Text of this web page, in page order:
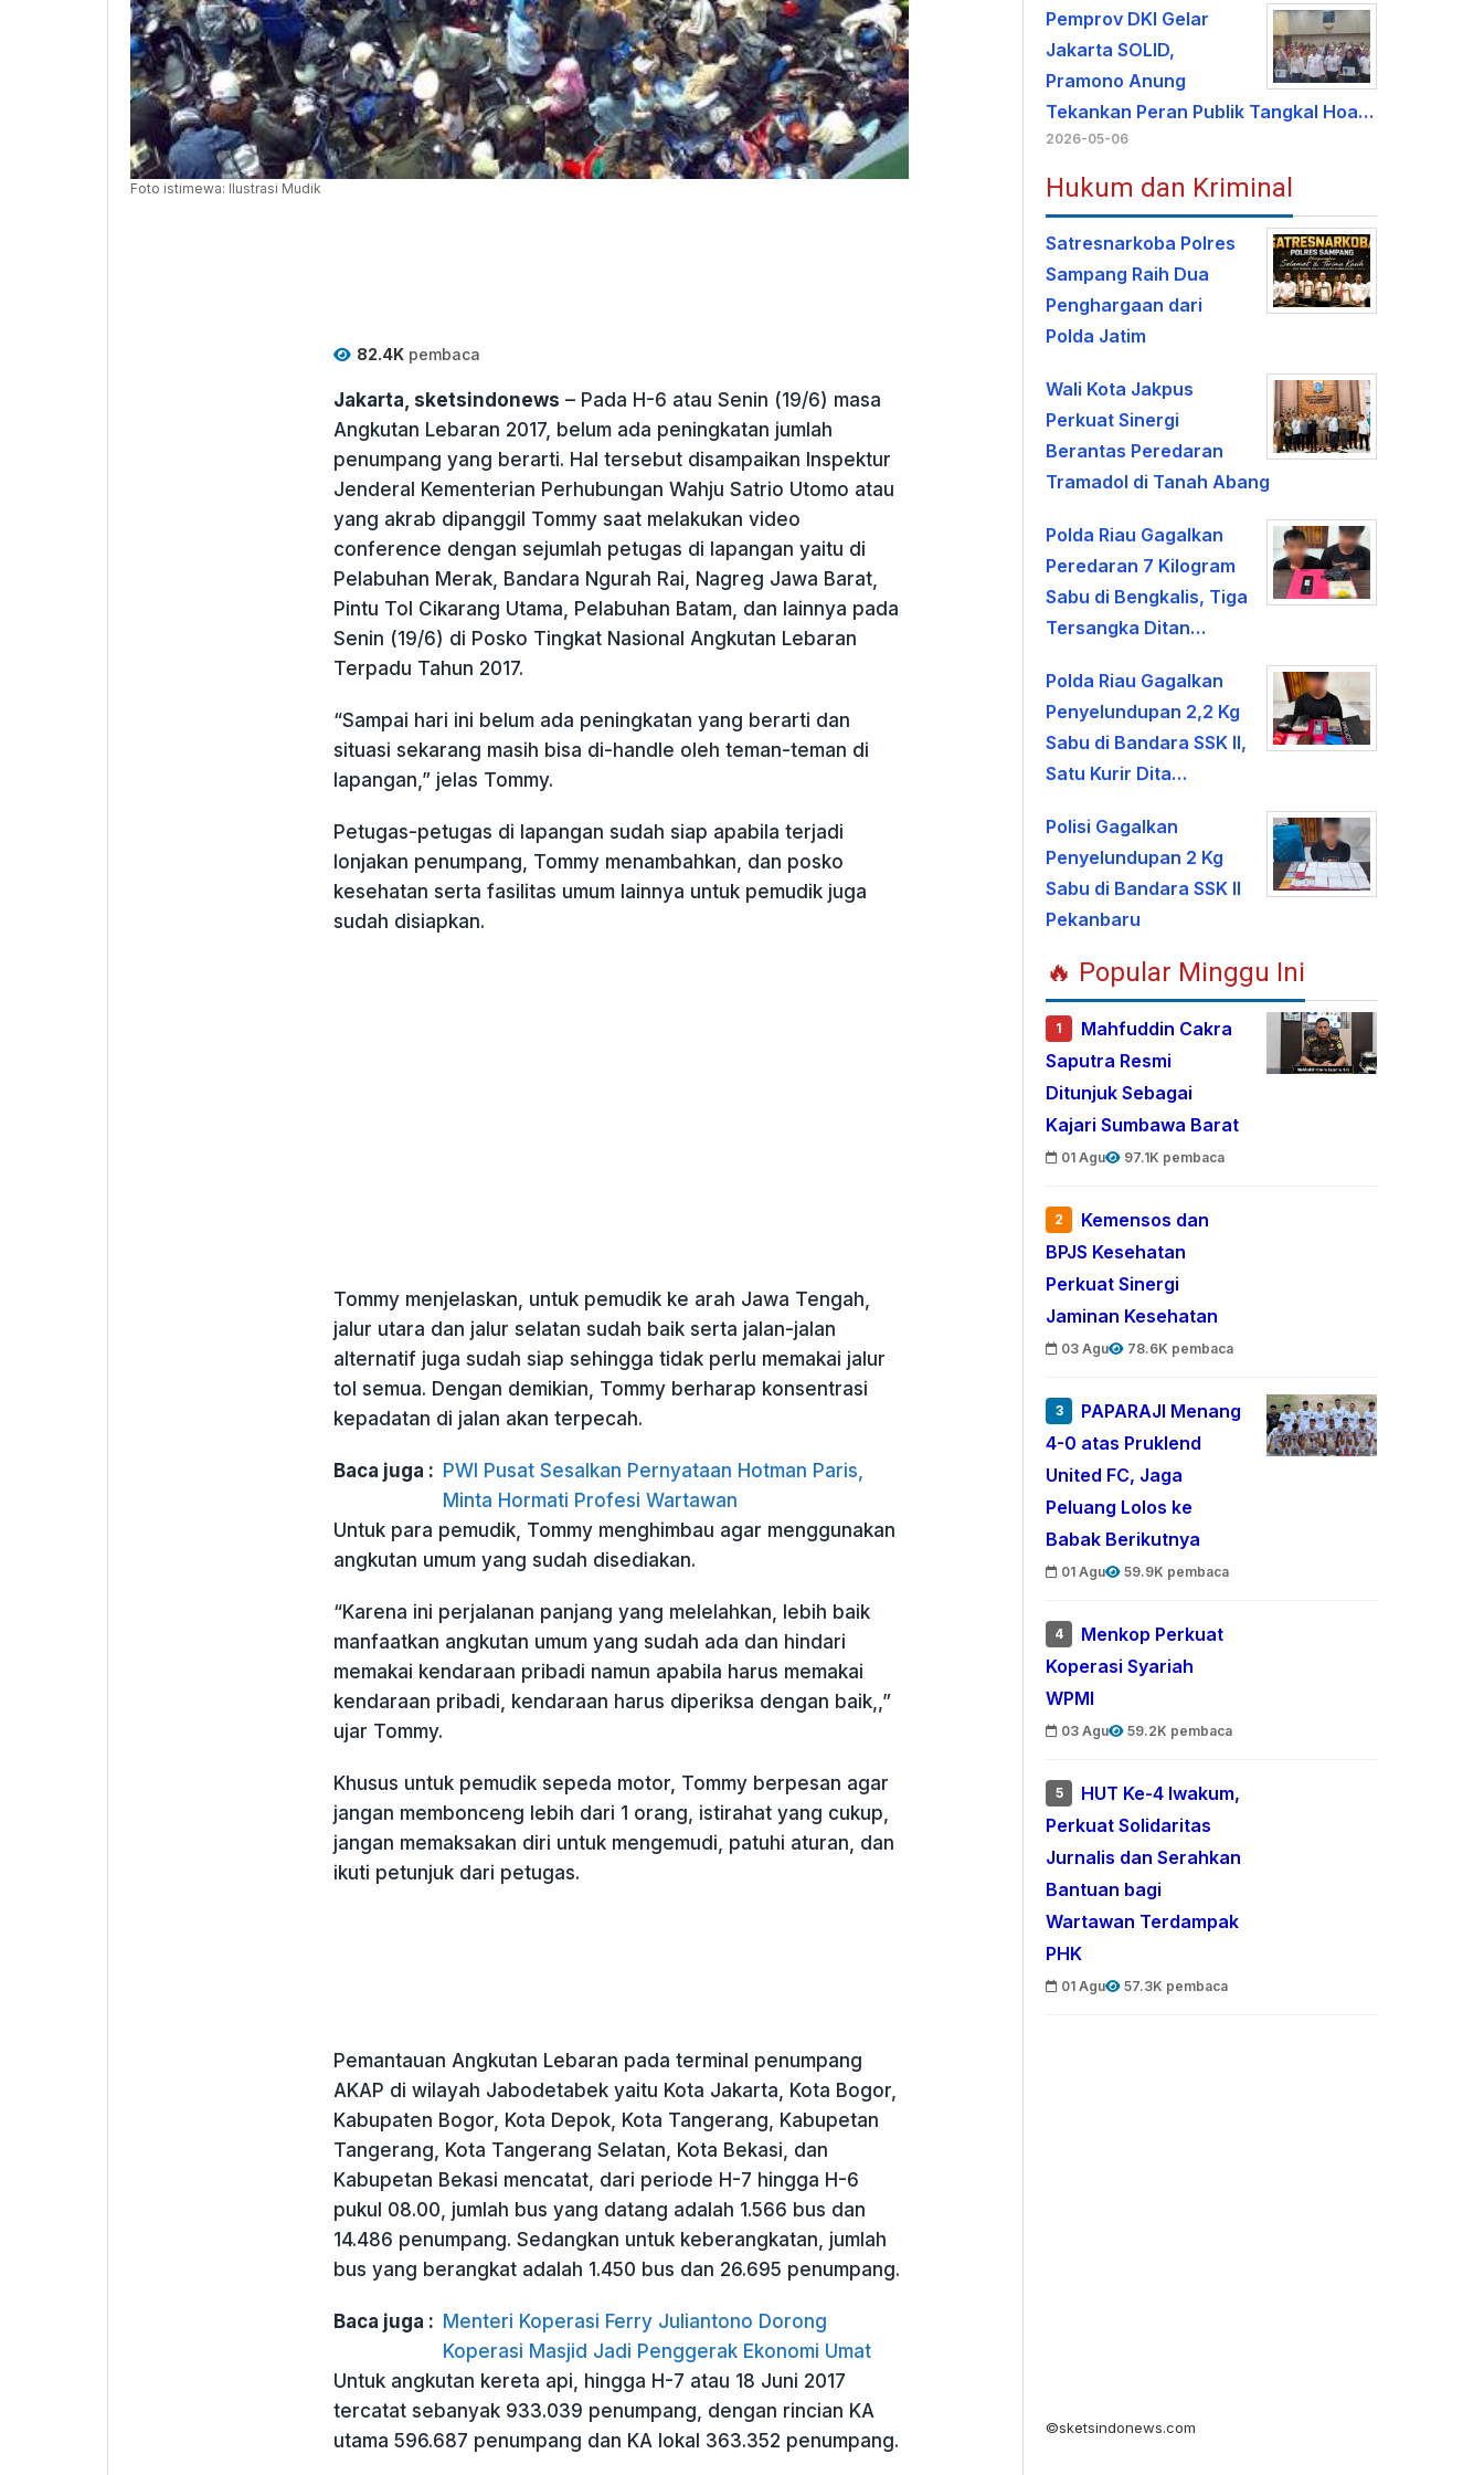
Foto istimewa: Ilustrasi Mudik
82.4Kpembaca
Jakarta, sketsindonews – Pada H-6 atau Senin (19/6) masa
Angkutan Lebaran 2017, belum ada peningkatan jumlah
penumpang yang berarti. Hal tersebut disampaikan Inspektur
Jenderal Kementerian Perhubungan Wahju Satrio Utomo atau
yang akrab dipanggil Tommy saat melakukan video
conference dengan sejumlah petugas di lapangan yaitu di
Pelabuhan Merak, Bandara Ngurah Rai, Nagreg Jawa Barat,
Pintu Tol Cikarang Utama, Pelabuhan Batam, dan lainnya pada
Senin (19/6) di Posko Tingkat Nasional Angkutan Lebaran
Terpadu Tahun 2017.
“Sampai hari ini belum ada peningkatan yang berarti dan
situasi sekarang masih bisa di-handle oleh teman-teman di
lapangan,” jelas Tommy.
Petugas-petugas di lapangan sudah siap apabila terjadi
lonjakan penumpang, Tommy menambahkan, dan posko
kesehatan serta fasilitas umum lainnya untuk pemudik juga
sudah disiapkan.
Tommy menjelaskan, untuk pemudik ke arah Jawa Tengah,
jalur utara dan jalur selatan sudah baik serta jalan-jalan
alternatif juga sudah siap sehingga tidak perlu memakai jalur
tol semua. Dengan demikian, Tommy berharap konsentrasi
kepadatan di jalan akan terpecah.
Baca juga : PWI Pusat Sesalkan Pernyataan Hotman Paris,
Minta Hormati Profesi Wartawan
Untuk para pemudik, Tommy menghimbau agar menggunakan
angkutan umum yang sudah disediakan.
“Karena ini perjalanan panjang yang melelahkan, lebih baik
manfaatkan angkutan umum yang sudah ada dan hindari
memakai kendaraan pribadi namun apabila harus memakai
kendaraan pribadi, kendaraan harus diperiksa dengan baik,,”
ujar Tommy.
Khusus untuk pemudik sepeda motor, Tommy berpesan agar
jangan membonceng lebih dari 1 orang, istirahat yang cukup,
jangan memaksakan diri untuk mengemudi, patuhi aturan, dan
ikuti petunjuk dari petugas.
Pemantauan Angkutan Lebaran pada terminal penumpang
AKAP di wilayah Jabodetabek yaitu Kota Jakarta, Kota Bogor,
Kabupaten Bogor, Kota Depok, Kota Tangerang, Kabupetan
Tangerang, Kota Tangerang Selatan, Kota Bekasi, dan
Kabupetan Bekasi mencatat, dari periode H-7 hingga H-6
pukul 08.00, jumlah bus yang datang adalah 1.566 bus dan
14.486 penumpang. Sedangkan untuk keberangkatan, jumlah
bus yang berangkat adalah 1.450 bus dan 26.695 penumpang.
Baca juga : Menteri Koperasi Ferry Juliantono Dorong
Koperasi Masjid Jadi Penggerak Ekonomi Umat
Untuk angkutan kereta api, hingga H-7 atau 18 Juni 2017
tercatat sebanyak 933.039 penumpang, dengan rincian KA
utama 596.687 penumpang dan KA lokal 363.352 penumpang.
Pemprov DKI Gelar
Jakarta SOLID,
Pramono Anung
Tekankan Peran Publik Tangkal Hoa…
2026-05-06
Hukum dan Kriminal
Satresnarkoba Polres
Sampang Raih Dua
Penghargaan dari
Polda Jatim
Wali Kota Jakpus
Perkuat Sinergi
Berantas Peredaran
Tramadol di Tanah Abang
Polda Riau Gagalkan
Peredaran 7 Kilogram
Sabu di Bengkalis, Tiga
Tersangka Ditan…
Polda Riau Gagalkan
Penyelundupan 2,2 Kg
Sabu di Bandara SSK II,
Satu Kurir Dita…
Polisi Gagalkan
Penyelundupan 2 Kg
Sabu di Bandara SSK II
Pekanbaru
🔥 Popular Minggu Ini
1
Mahfuddin Cakra
Saputra Resmi
Ditunjuk Sebagai
Kajari Sumbawa Barat
01 Agu 97.1K pembaca
2
Kemensos dan
BPJS Kesehatan
Perkuat Sinergi
Jaminan Kesehatan
03 Agu 78.6K pembaca
3
PAPARAJI Menang
4-0 atas Pruklend
United FC, Jaga
Peluang Lolos ke
Babak Berikutnya
01 Agu 59.9K pembaca
4
Menkop Perkuat
Koperasi Syariah
WPMI
03 Agu 59.2K pembaca
5
HUT Ke-4 Iwakum,
Perkuat Solidaritas
Jurnalis dan Serahkan
Bantuan bagi
Wartawan Terdampak
PHK
01 Agu 57.3K pembaca
©sketsindonews.com